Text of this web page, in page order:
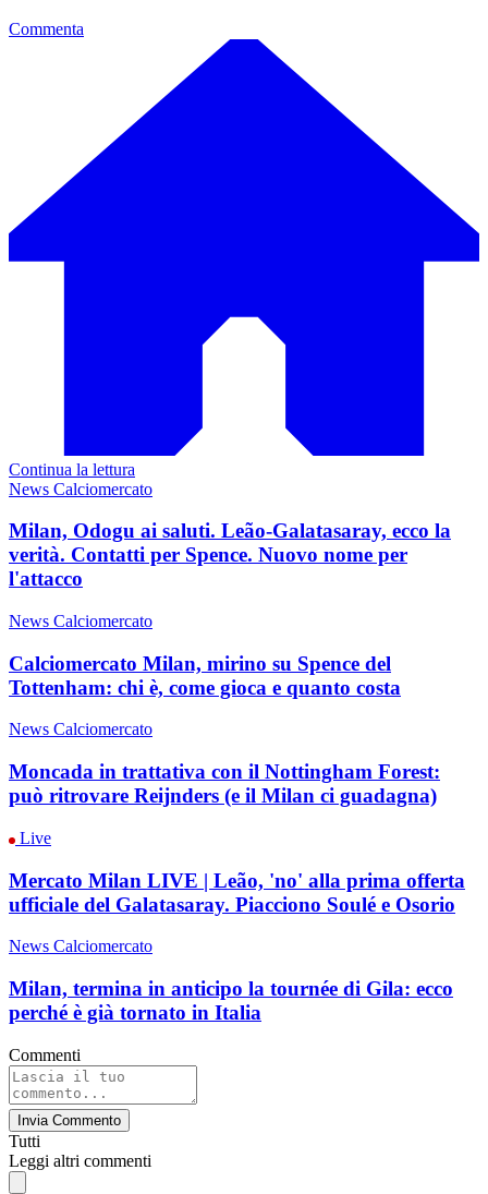
Commenta
Continua la lettura
News Calciomercato
Milan, Odogu ai saluti. Leão-Galatasaray, ecco la
verità. Contatti per Spence. Nuovo nome per
l'attacco
News Calciomercato
Calciomercato Milan, mirino su Spence del
Tottenham: chi è, come gioca e quanto costa
News Calciomercato
Moncada in trattativa con il Nottingham Forest:
può ritrovare Reijnders (e il Milan ci guadagna)
Live
Mercato Milan LIVE | Leão, 'no' alla prima offerta
ufficiale del Galatasaray. Piacciono Soulé e Osorio
News Calciomercato
Milan, termina in anticipo la tournée di Gila: ecco
perché è già tornato in Italia
Commenti
Invia Commento
Tutti
Leggi altri commenti